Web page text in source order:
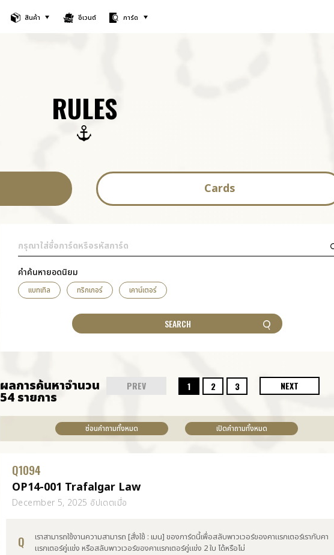
สินค้า อีเวนต์ การ์ด
RULES
Cards
คำค้นหายอดนิยม
แบทเทิล ทริกเกอร์ เคาน์เตอร์
ผลการค้นหาจำนวน
54 รายการ
PREV 1 2 3 NEXT
ซ่อนคำถามทั้งหมด เปิดคำถามทั้งหมด
Q1094
OP14-001 Trafalgar Law
December 5, 2025 อัปเดตเมื่อ
Q
เราสามารถใช้งานความสามารถ [สั่งใช้ : เมน] ของการ์ดนี้เพื่อสลับพาวเวอร์ของคาแรกเตอร์เรากับคา
แรกเตอร์คู่แข่ง หรือสลับพาวเวอร์ของคาแรกเตอร์คู่แข่ง 2 ใบ ได้หรือไม่